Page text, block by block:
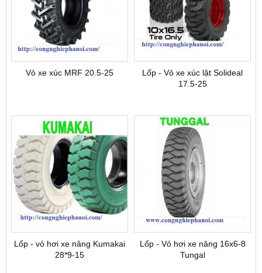
Vỏ xe xúc MRF 20.5-25
Lốp - Vỏ xe xúc lật Solideal
17.5-25
Lốp - vỏ hơi xe nâng Kumakai
28*9-15
Lốp - Vỏ hơi xe nâng 16x6-8
Tungal